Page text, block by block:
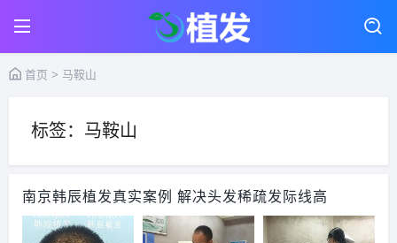
首页 > 马鞍山
标签：马鞍山
南京韩辰植发真实案例 解决头发稀疏发际线高